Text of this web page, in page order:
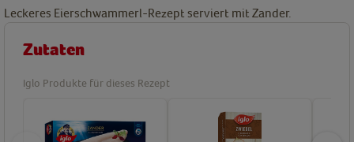
Leckeres Eierschwammerl-Rezept serviert mit Zander.
Zutaten
Iglo Produkte für dieses Rezept